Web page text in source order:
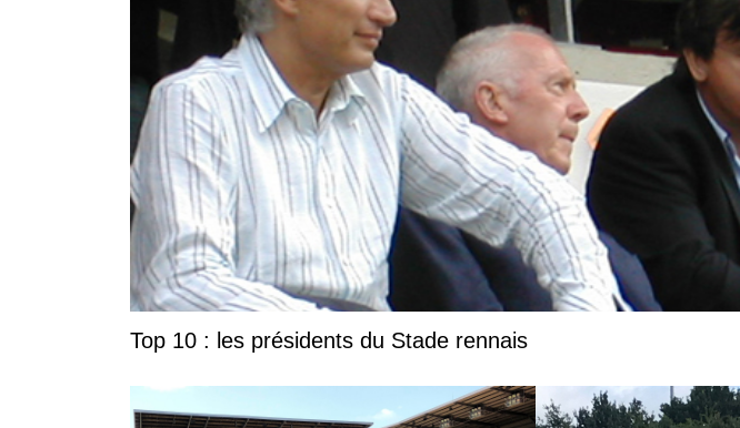
Top 10 : les présidents du Stade rennais